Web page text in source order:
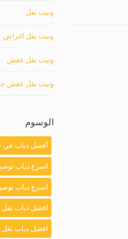
ونيت نقل
ونيت نقل اغراض
ونيت نقل عفش
ونيت نقل عفش
الوسوم
أفضل دباب
اسرع دباب
اسرع دباب
افضل دباب
افضل دباب